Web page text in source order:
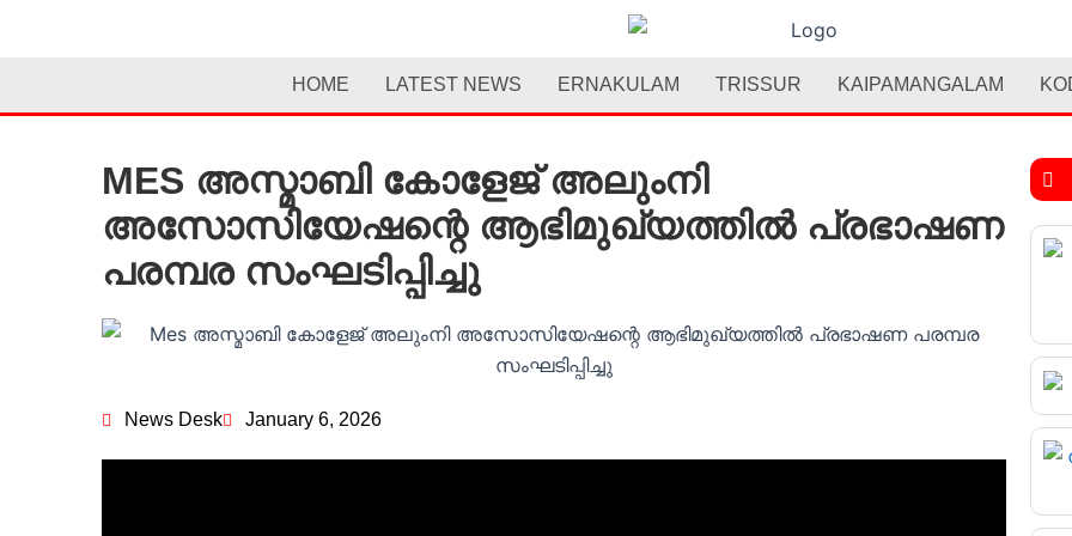
HOME LATEST NEWS ERNAKULAM TRISSUR KAIPAMANGALAM
MES അസ്മാബി കോളേജ് അലുംനി
അസോസിയേഷന്റെ ആഭിമുഖ്യത്തിൽ പ്രഭാഷണ
പരമ്പര സംഘടിപ്പിച്ചു
News Desk January 6, 2026